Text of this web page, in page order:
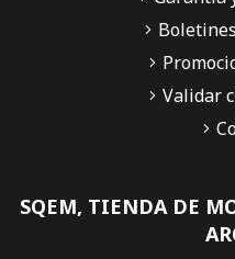
SQEM, TIENDA DE
Validar